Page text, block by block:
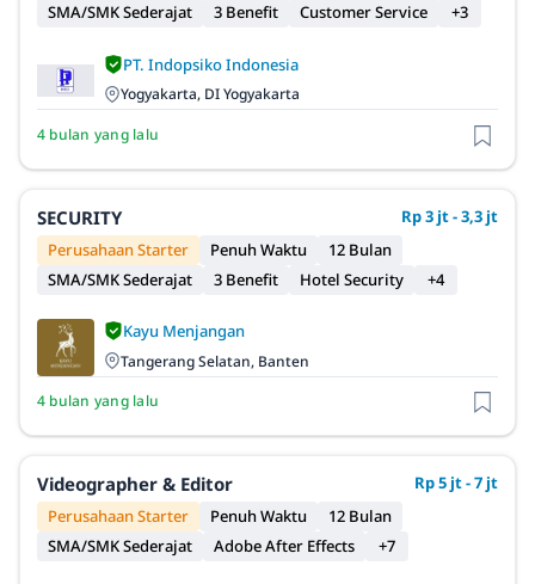
SMA/SMK Sederajat
3 Benefit Customer Service +3
PT. Indopsiko Indonesia
Yogyakarta, DI Yogyakarta
4 bulan yang lalu
SECURITY
Rp 3 jt - 3,3 jt
Perusahaan Starter
Penuh Waktu
12 Bulan
SMA/SMK Sederajat
3 Benefit Hotel Security +4
Kayu Menjangan
Tangerang Selatan, Banten
4 bulan yang lalu
Videographer & Editor
Rp 5 jt - 7 jt
Perusahaan Starter
Penuh Waktu
12 Bulan
SMA/SMK Sederajat
Adobe After Effects +7